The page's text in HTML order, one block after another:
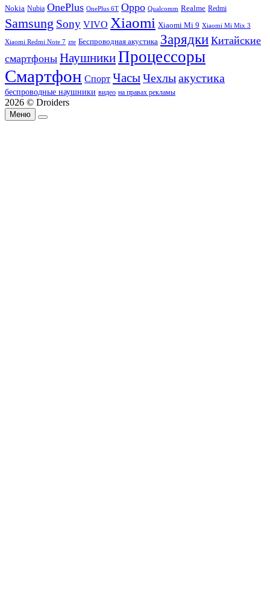
Nokia Nubia OnePlus OnePlus 6T Oppo Qualcomm Realme Redmi
Samsung Sony VIVO Xiaomi Xiaomi Mi 9 Xiaomi Mi Mix 3
Xiaomi Redmi Note 7 zte Беспроводная акустика Зарядки Китайские
смартфоны НаушникиПроцессоры
Смартфон Спорт ЧасыЧехлыакустика
беспроводные наушники видео на правах рекламы
2026 © Droiders
Меню